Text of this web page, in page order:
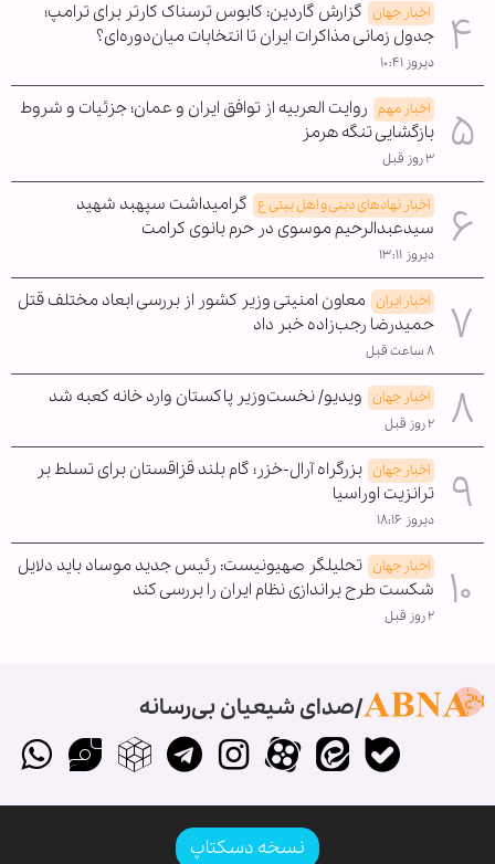
اخبار جهان گزارش گاردین: کابوس ترسناک کارتر برای ترامپ؛
جدول زمانی مذاکرات ایران تا انتخابات میان‌دوره‌ای؟
دیروز ۱۰:۴۱
اخبار مهم روایت العربیه از توافق ایران و عمان؛ جزئیات و شروط
بازگشایی تنگه هرمز
۳ روز قبل
اخبار نهادهای دینی و اهل بیتی ع گرامیداشت سپهبد شهید
سیدعبدالرحیم موسوی در حرم بانوی کرامت
دیروز ۱۳:۱۱
اخبار ایران معاون امنیتی وزیر کشور از بررسی ابعاد مختلف قتل
حمیدرضا رجب‌زاده خبر داد
۸ ساعت قبل
اخبار جهان ویدیو/ نخست‌وزیر پاکستان وارد خانه کعبه شد
۲ روز قبل
اخبار جهان بزرگراه آرال-خزر؛ گام بلند قزاقستان برای تسلط بر
ترانزیت اوراسیا
دیروز ۱۸:۱۶
اخبار جهان تحلیلگر صهیونیست: رئیس جدید موساد باید دلایل
شکست طرح براندازی نظام ایران را بررسی کند
۲ روز قبل
صدای شیعیان بی‌رسانه
نسخه دسکتاپ